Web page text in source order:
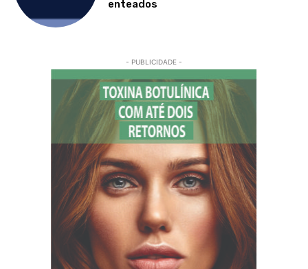
enteados
- PUBLICIDADE -